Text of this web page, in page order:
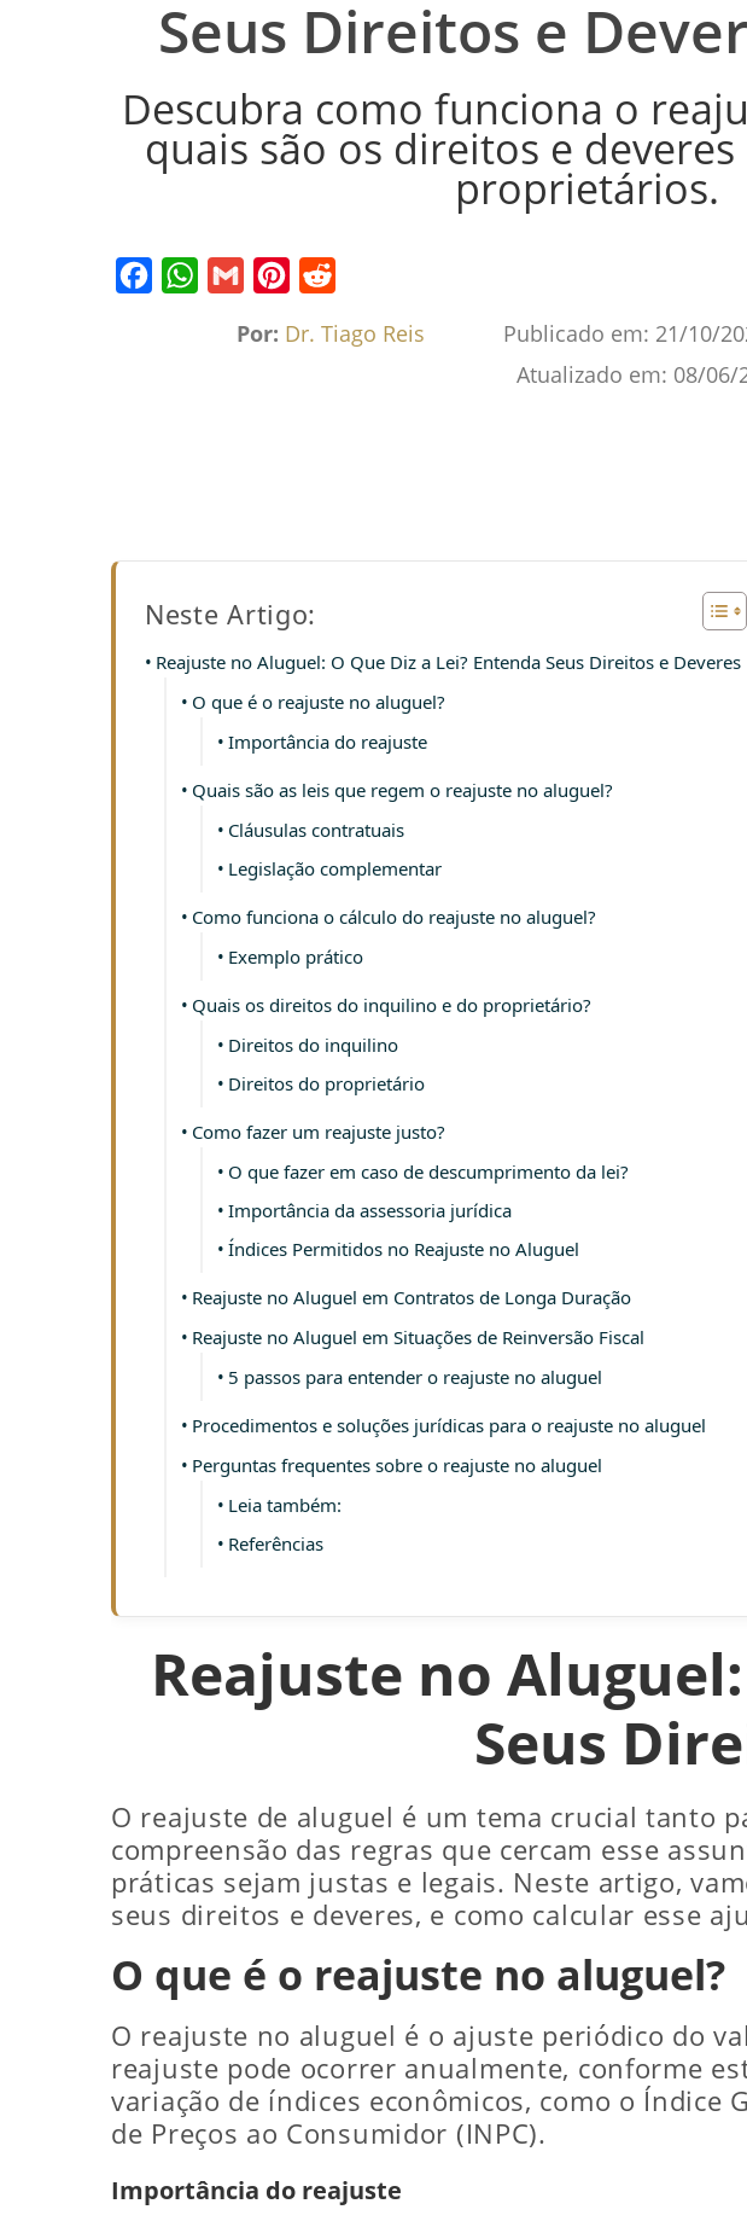
Seus Direitos e
Descubra como funciona o
quais são os direitos e
proprietários.
Por: Dr. Tiago Reis Publicado em: 21/10/
Atualizado em: 08/06/
Neste Artigo:
Reajuste no Aluguel: O Que Diz a Lei? Entenda Seus Direitos e Deveres
O que é o reajuste no aluguel?
Importância do reajuste
Quais são as leis que regem o reajuste no aluguel?
Cláusulas contratuais
Legislação complementar
Como funciona o cálculo do reajuste no aluguel?
Exemplo prático
Quais os direitos do inquilino e do proprietário?
Direitos do inquilino
Direitos do proprietário
Como fazer um reajuste justo?
O que fazer em caso de descumprimento da lei?
Importância da assessoria jurídica
Índices Permitidos no Reajuste no Aluguel
Reajuste no Aluguel em Contratos de Longa Duração
Reajuste no Aluguel em Situações de Reinversão Fiscal
5 passos para entender o reajuste no aluguel
Procedimentos e soluções jurídicas para o reajuste no aluguel
Perguntas frequentes sobre o reajuste no aluguel
Leia também:
Referências
Reajuste no
Seus
O reajuste de aluguel é um tema crucial tanto
compreensão das regras que cercam esse
práticas sejam justas e legais. Neste artigo,
seus direitos e deveres, e como calcular esse
O que é o reajuste no aluguel?
O reajuste no aluguel é o ajuste periódico do
reajuste pode ocorrer anualmente, conforme
variação de índices econômicos, como o Índice
de Preços ao Consumidor (INPC).
Importância do reajuste